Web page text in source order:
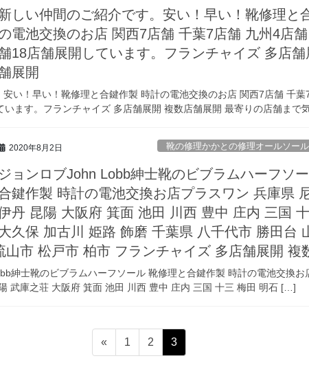
しい仲間のご紹介です。安い！早い！靴修理と
電池交換のお店 関西7店舗 千葉7店舗 九州4店
18店舗展開しています。フランチャイズ 多店
展開
い！早い！靴修理と合鍵作製 時計の電池交換のお店 関西7店舗 千
います。フランチャイズ 多店舗展開 複数店舗展開 最寄りの店舗まで
2020年8月2日 靴の修理かかとの修理オールソー
ジョンロブJohn Lobb紳士靴のビブラムハーフソ
鍵作製 時計の電池交換お店プラスワン 兵庫県
丹 昆陽 大阪府 箕面 池田 川西 豊中 庄内 三国
久保 加古川 姫路 飾磨 千葉県 八千代市 勝田台
山市 松戸市 柏市 フランチャイズ 多店舗展開 複
紳士靴のビブラムハーフソール 靴修理と合鍵作製 時計の電池交換お
武庫之荘 大阪府 箕面 池田 川西 豊中 庄内 三国 十三 梅田 明石 […]
«
固
定
1
固
定
2
固
定
3